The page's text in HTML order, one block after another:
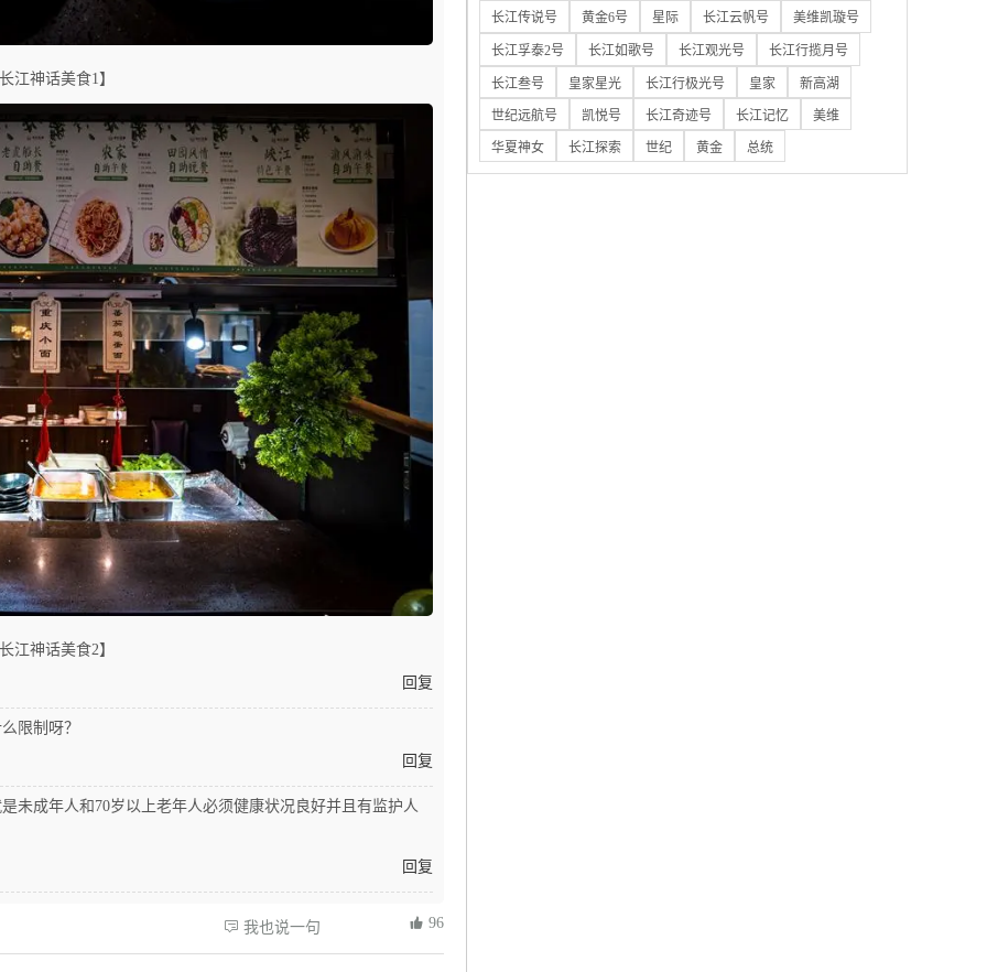
江神话美食1】
江神话美食2】
回复
限制呀？
回复
未成年人和70岁以上老年人必须健康状况良好并且有监护人
回复
 96
 我也说一句
长江传说号 黄金6号 星际 长江云帆号 美维凯璇号
长江孚泰2号 长江如歌号 长江观光号 长江行揽月号
长江叁号 皇家星光 长江行极光号 皇家 新高湖
世纪远航号 凯悦号 长江奇迹号 长江记忆 美维
华夏神女 长江探索 世纪 黄金 总统